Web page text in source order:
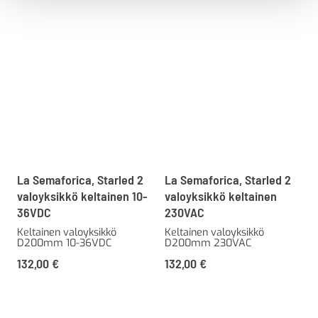
La Semaforica, Starled 2
valoyksikkö keltainen 10-
36VDC
Keltainen valoyksikkö
D200mm 10-36VDC
132,00 €
La Semaforica, Starled 2
valoyksikkö keltainen
230VAC
Keltainen valoyksikkö
D200mm 230VAC
132,00 €